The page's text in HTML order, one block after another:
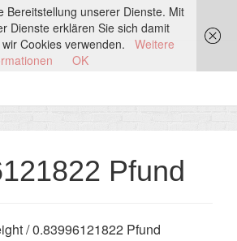
Pfund
/ 0.83996121822 Pfund
Bereitstellung unserer Dienste. Mit
Dienste erklären Sie sich damit
Cookies verwenden.
Weitere
OK